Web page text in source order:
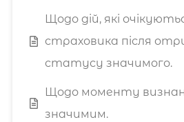
Щодо дій, які
страховика після
статусу значимого.
Щодо моменту
значимим.